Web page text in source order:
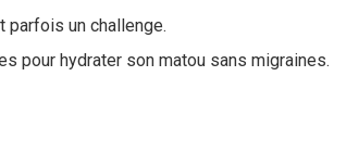
parfois un challenge.
pour hydrater son matou sans migraines.